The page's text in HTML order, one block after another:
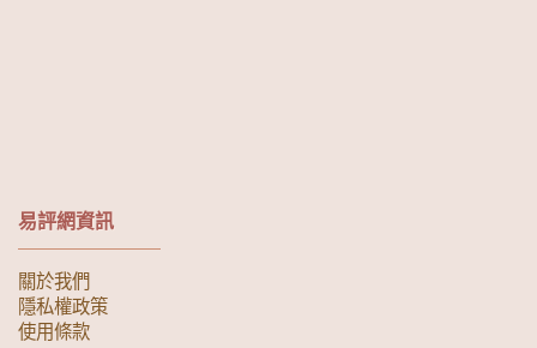
易評網資訊
關於我們
隱私權政策
使用條款